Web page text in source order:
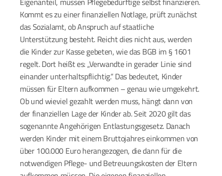
Kommt es zu einer finanziellen Notlage, prüft zunächst
das Sozialamt, ob Anspruch auf staatliche
Unterstützung besteht. Reicht dies nicht aus, werden
die Kinder zur Kasse gebeten, wie das BGB im § 1601
regelt. Dort heißt es: „Verwandte in gerader Linie sind
einander unterhaltspflichtig.“ Das bedeutet, Kinder
müssen für Eltern aufkommen – genau wie umgekehrt.
Ob und wieviel gezahlt werden muss, hängt dann von
der finanziellen Lage der Kinder ab. Seit 2020 gilt das
sogenannte Angehörigen Entlastungsgesetz. Danach
werden Kinder mit einem Bruttojahres einkommen von
über 100.000 Euro herangezogen, die dann für die
notwendigen Pflege- und Betreuungskosten der Eltern